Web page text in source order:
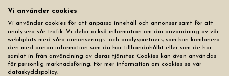
Vi använder cookies
Vi använder cookies för att anpassa innehåll och annonser samt för att
analysera vår trafik. Vi delar också information om din användning av vår
webbplats med våra annonserings- och analyspartners, som kan kombinera
den med annan information som du har tillhandahållit eller som de har
samlat in från användning av deras tjänster. Cookies kan även användas
för personlig marknadsföring. För mer information om cookies se vår
dataskyddspolicy.